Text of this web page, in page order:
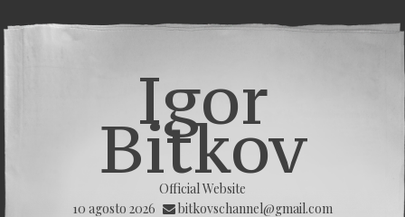
Igor
Bitkov
Official Website
10 agosto 2026
bitkovschannel@gmail.com